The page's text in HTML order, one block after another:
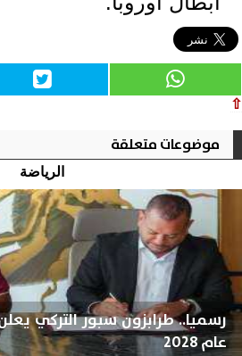
⇧
موضوعات متعلقة
الرياضة
رسميا.. طرابزون سبور التركي
عام 2028